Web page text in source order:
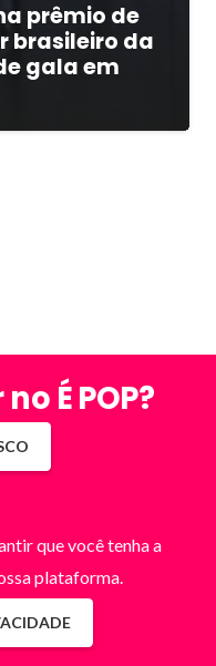
prêmio de
brasileiro da
gala em
É POP?
que você tenha a
plataforma.